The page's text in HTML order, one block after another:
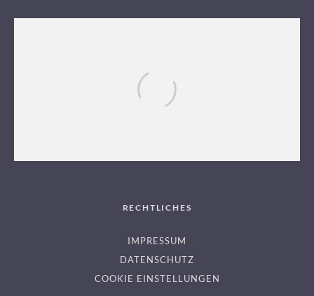
RECHTLICHES
IMPRESSUM
DATENSCHUTZ
COOKIE EINSTELLUNGEN